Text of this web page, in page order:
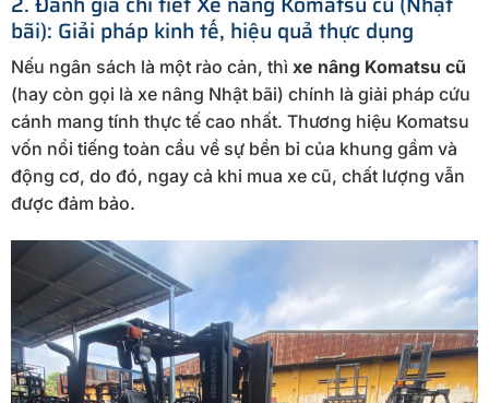
bãi): Giải pháp kinh tế, hiệu quả thực dụng
Nếu ngân sách là một rào cản, thì xe nâng Komatsu cũ
(hay còn gọi là xe nâng Nhật bãi) chính là giải pháp cứu
cánh mang tính thực tế cao nhất. Thương hiệu Komatsu
vốn nổi tiếng toàn cầu về sự bền bỉ của khung gầm và
động cơ, do đó, ngay cả khi mua xe cũ, chất lượng vẫn
được đảm bảo.